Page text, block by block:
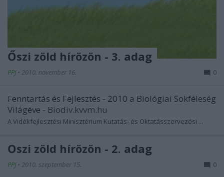
Őszi zöld hírözön - 3. adag
PPJ • 2010. november 16. 0
Fenntartás és Fejlesztés - 2010 a Biológiai Sokféleség
Világéve - Biodiv.kvvm.hu
A Vidékfejlesztési Minisztérium Kutatás- és Oktatásszervezési ...
Őszi zöld hírözön - 2. adag
PPJ • 2010. szeptember 15. 0